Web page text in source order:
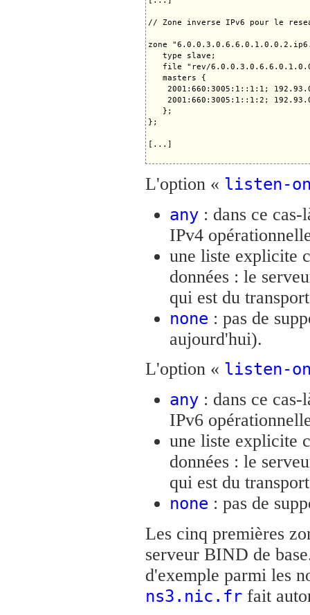
// Zone inverse IPv6 pour le
zone
   type slave;
file "rev/
   masters {
2001:660:3005:1::1:1;
2001:660:3005:1::1:2;
   };
};
[...]
L'option « listen-
any : dans ce cas-
IPv4
une liste explicite
données : le
qui est du
none : pas de
aujourd'hui).
L'option « listen-
any : dans ce cas-
IPv6
une liste explicite
données : le
qui est du
none : pas de
Les cinq premières
serveur BIND de
d'exemple parmi les
ns3.nic.fr fait